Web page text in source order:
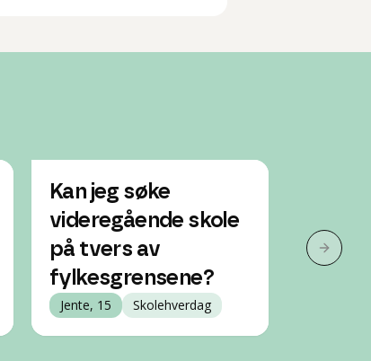
Kan jeg søke
videregående skole
på tvers av
fylkesgrensene?
Jente, 15 Skolehverdag
etNeste